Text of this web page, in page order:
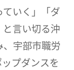
ていく」「ダ
言い切る沖
宇部市職労
プダンスを